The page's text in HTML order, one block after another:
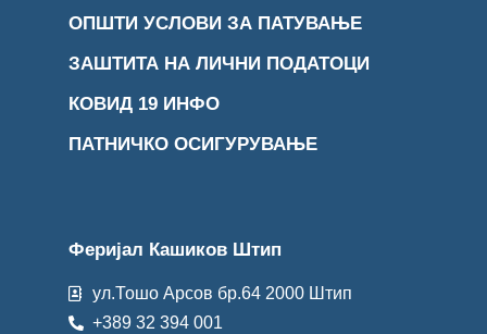
ОПШТИ УСЛОВИ ЗА ПАТУВАЊЕ
ЗАШТИТА НА ЛИЧНИ ПОДАТОЦИ
КОВИД 19 ИНФО
ПАТНИЧКО ОСИГУРУВАЊЕ
Феријал Кашиков Штип
ул.Тошо Арсов бр.64 2000 Штип
+389 32 394 001